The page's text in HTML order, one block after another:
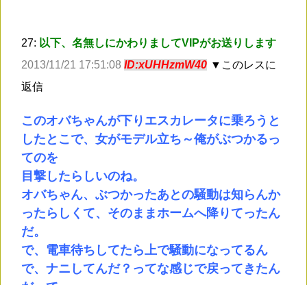
27: 以下、名無しにかわりましてVIPがお送りします
2013/11/21 17:51:08 ID:xUHHzmW40 ▼このレスに
返信
このオバちゃんが下りエスカレータに乗ろうと
したとこで、女がモデル立ち～俺がぶつかるっ
てのを
目撃したらしいのね。
オバちゃん、ぶつかったあとの騒動は知らんか
ったらしくて、そのままホームへ降りてったん
だ。
で、電車待ちしてたら上で騒動になってるん
で、ナニしてんだ？ってな感じで戻ってきたん